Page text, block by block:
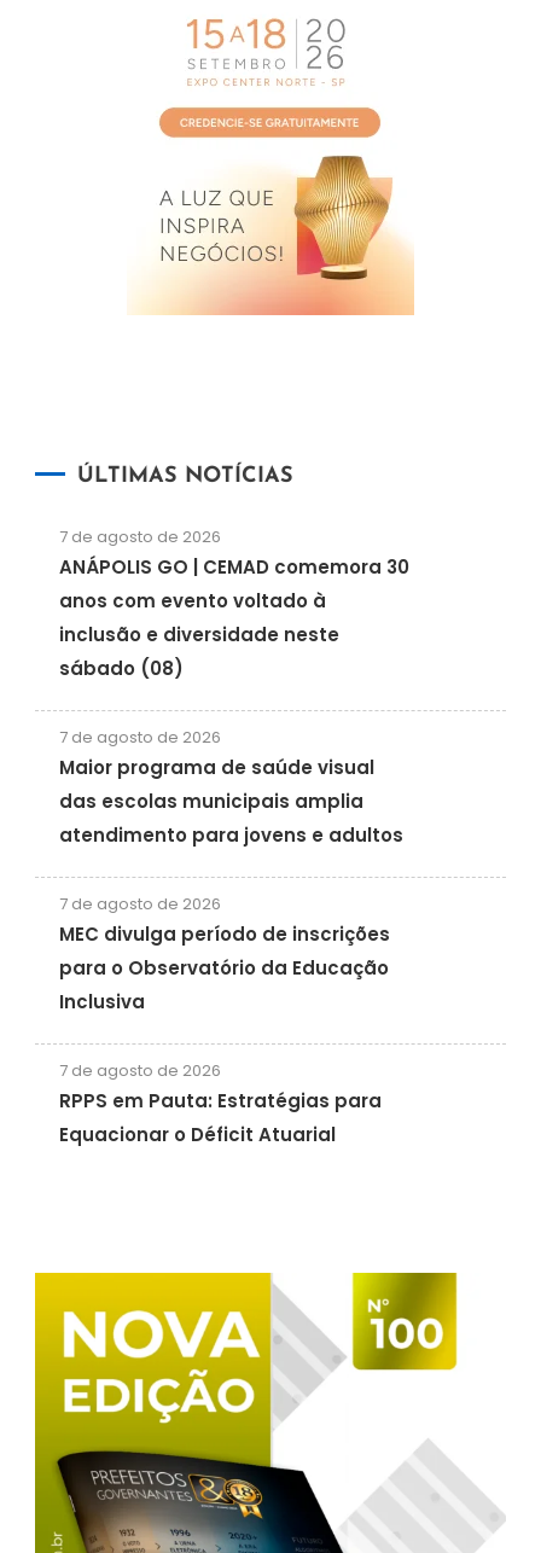
ÚLTIMAS NOTÍCIAS
7 de agosto de 2026
ANÁPOLIS GO | CEMAD comemora 30
anos com evento voltado à
inclusão e diversidade neste
sábado (08)
7 de agosto de 2026
Maior programa de saúde visual
das escolas municipais amplia
atendimento para jovens e adultos
7 de agosto de 2026
MEC divulga período de inscrições
para o Observatório da Educação
Inclusiva
7 de agosto de 2026
RPPS em Pauta: Estratégias para
Equacionar o Déficit Atuarial